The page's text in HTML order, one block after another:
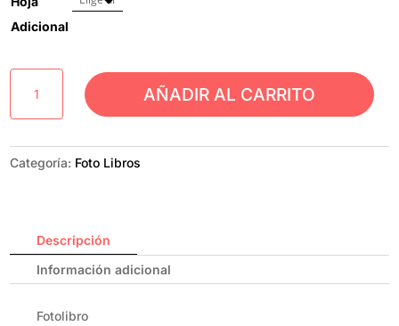
Adicional
cantidad
AÑADIR AL CARRITO
Categoría: Foto Libros
Descripción
Información adicional
Fotolibro